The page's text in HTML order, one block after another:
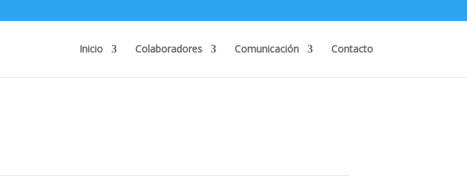
Inicio Colaboradores Comunicación Contacto